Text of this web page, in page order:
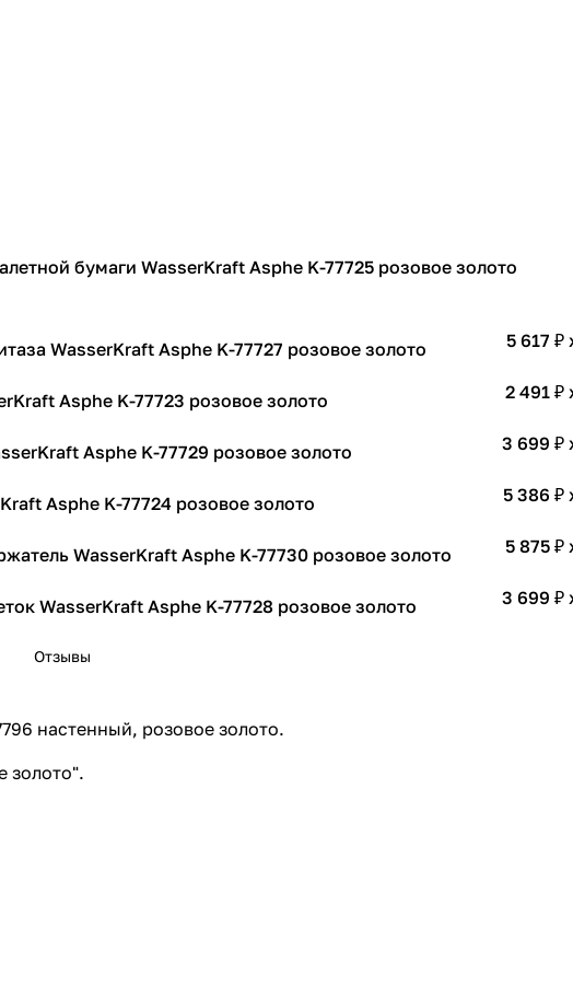
бумаги WasserKraft Asphe K-77725 розовое золото
WasserKraft Asphe K-77727 розовое золото 5 617 ₽
Asphe K-77723 розовое золото 2 491 ₽
Asphe K-77729 розовое золото 3 699 ₽
Asphe K-77724 розовое золото 5 386 ₽
WasserKraft Asphe K-77730 розовое золото 5 875 ₽
WasserKraft Asphe K-77728 розовое золото 3 699 ₽
Отзывы
настенный, розовое золото.
золото".